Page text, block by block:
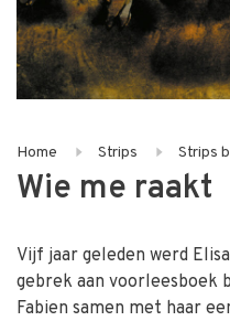
Home Strips Strips
Wie me raakt
Vijf jaar geleden werd
gebrek aan voorleesboek
Fabien samen met haar